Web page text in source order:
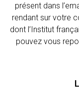
présent dans
rendant sur votre
dont l’Institut
pouvez vous